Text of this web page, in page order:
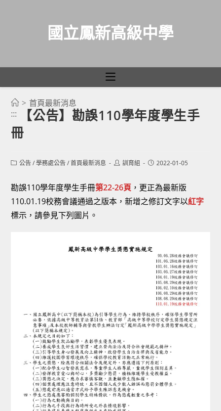
國立鳳新高級中學
> 首頁最新消息
:::
【公告】勘誤110學年度學生手
冊
Post公告 / 學務處公告 / 首頁最新消息
Post訓育組
Post2022-01-05
勘誤110學年度學生手冊第22-26頁 ，更正為最新版
110.01.19校務會議通過之版本，新增之修訂文字以紅字
標示，請參見下列圖片。